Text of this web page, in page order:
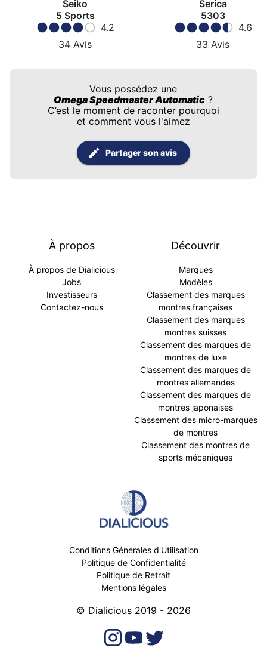
Seiko
5 Sports
4.2
34 Avis
Serica
5303
4.6
33 Avis
Vous possédez une
Omega Speedmaster Automatic ?
C’est le moment de raconter pourquoi
et comment vous l'aimez
Partager son avis
À propos
À propos de Dialicious
Jobs
Investisseurs
Contactez-nous
Découvrir
Marques
Modèles
Classement des marques
montres françaises
Classement des marques
montres suisses
Classement des marques de
montres de luxe
Classement des marques de
montres allemandes
Classement des marques de
montres japonaises
Classement des micro-marques
de montres
Classement des montres de
sports mécaniques
Conditions Générales d'Utilisation
Politique de Confidentialité
Politique de Retrait
Mentions légales
© Dialicious 2019 - 2026